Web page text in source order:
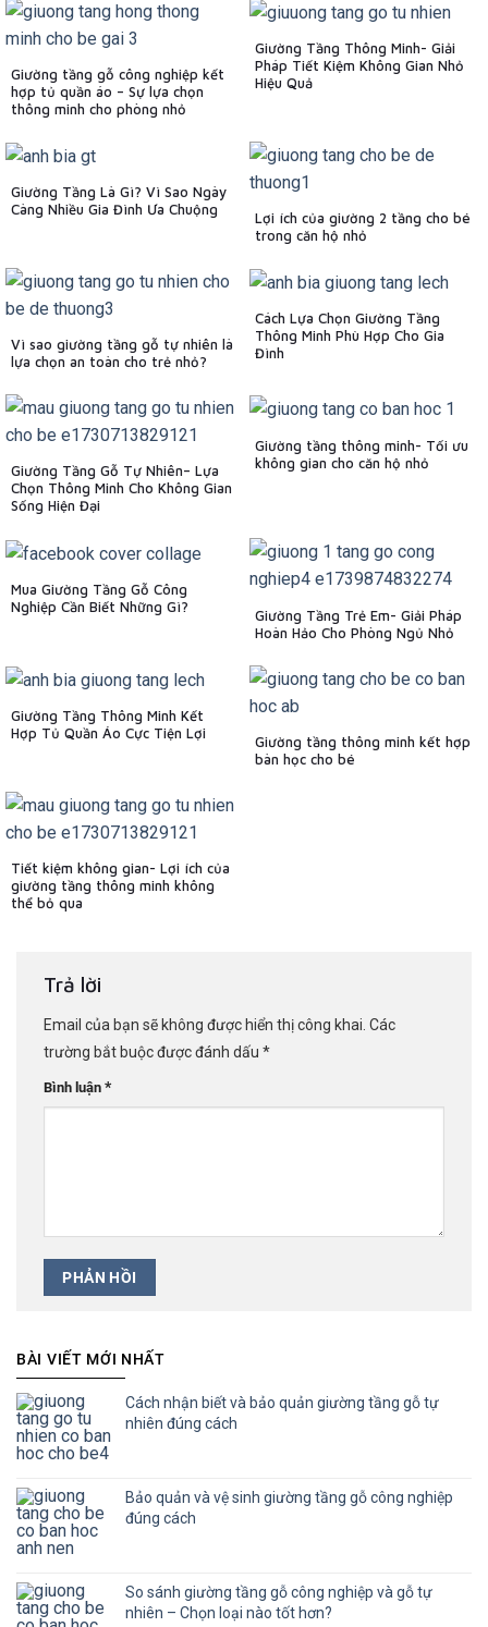
Giường tầng gỗ công nghiệp kết
hợp tủ quần áo – Sự lựa chọn
thông minh cho phòng nhỏ
Giường Tầng Thông Minh- Giải
Pháp Tiết Kiệm Không Gian Nhỏ
Hiệu Quả
Giường Tầng Là Gì? Vì Sao Ngày
Càng Nhiều Gia Đình Ưa Chuộng
Lợi ích của giường 2 tầng cho bé
trong căn hộ nhỏ
Vì sao giường tầng gỗ tự nhiên là
lựa chọn an toàn cho trẻ nhỏ?
Cách Lựa Chọn Giường Tầng
Thông Minh Phù Hợp Cho Gia
Đình
Giường Tầng Gỗ Tự Nhiên– Lựa
Chọn Thông Minh Cho Không Gian
Sống Hiện Đại
Giường tầng thông minh- Tối ưu
không gian cho căn hộ nhỏ
Mua Giường Tầng Gỗ Công
Nghiệp Cần Biết Những Gì?
Giường Tầng Trẻ Em- Giải Pháp
Hoàn Hảo Cho Phòng Ngủ Nhỏ
Giường Tầng Thông Minh Kết
Hợp Tủ Quần Áo Cực Tiện Lợi
Giường tầng thông minh kết hợp
bàn học cho bé
Tiết kiệm không gian- Lợi ích của
giường tầng thông minh không
thể bỏ qua
Trả lời
Email của bạn sẽ không được hiển thị công khai. Các
trường bắt buộc được đánh dấu *
Bình luận *
BÀI VIẾT MỚI NHẤT
Cách nhận biết và bảo quản giường tầng gỗ tự
nhiên đúng cách
Bảo quản và vệ sinh giường tầng gỗ công nghiệp
đúng cách
So sánh giường tầng gỗ công nghiệp và gỗ tự
nhiên – Chọn loại nào tốt hơn?